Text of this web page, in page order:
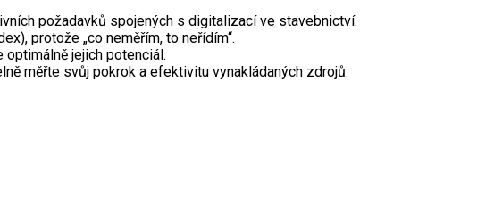
požadavků spojených s digitalizací ve stavebnictví.
protože „co neměřím, to neřídím“.
jejich potenciál.
měřte svůj pokrok a efektivitu vynakládaných zdrojů.